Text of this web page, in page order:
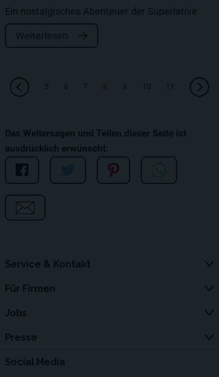
Ein nostalgisches Abenteuer der Superlative
Weiterlesen
5 6 7 9 10 11
Das Weitersagen und Teilen dieser Seite ist
ausdrücklich erwünscht:
Service & Kontakt
Für Firmen
Jobs
Presse
Social Media